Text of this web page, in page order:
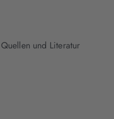
und Literatur